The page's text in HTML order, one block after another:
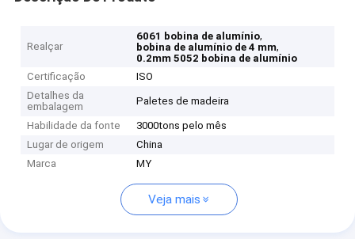
Realçar
6061 bobina de alumínio,
bobina de alumínio de 4 mm,
0.2mm 5052 bobina de alumínio
Certificação
ISO
Detalhes da
embalagem
Paletes de madeira
Habilidade da fonte
3000tons pelo mês
Lugar de origem
China
Marca
MY
Veja mais